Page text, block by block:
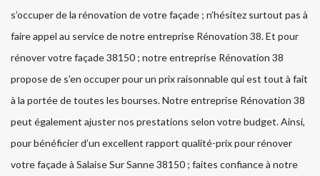
s’occuper de la rénovation de votre façade ; n’hésitez surtout pas à
faire appel au service de notre entreprise Rénovation 38. Et pour
rénover votre façade 38150 ; notre entreprise Rénovation 38
propose de s’en occuper pour un prix raisonnable qui est tout à fait
à la portée de toutes les bourses. Notre entreprise Rénovation 38
peut également ajuster nos prestations selon votre budget. Ainsi,
pour bénéficier d’un excellent rapport qualité-prix pour rénover
votre façade à Salaise Sur Sanne 38150 ; faites confiance à notre